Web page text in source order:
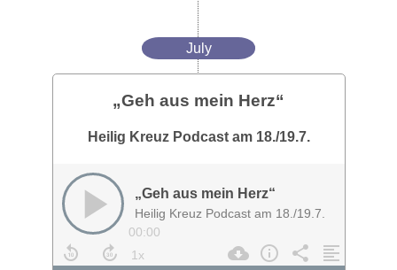
July
„Geh aus mein Herz“
Heilig Kreuz Podcast am 18./19.7.
„Geh aus mein Herz“
Heilig Kreuz Podcast am 18./19.7.
00:00